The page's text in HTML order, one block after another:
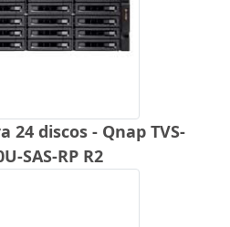
24 discos - Qnap TVS-
SAS-RP R2